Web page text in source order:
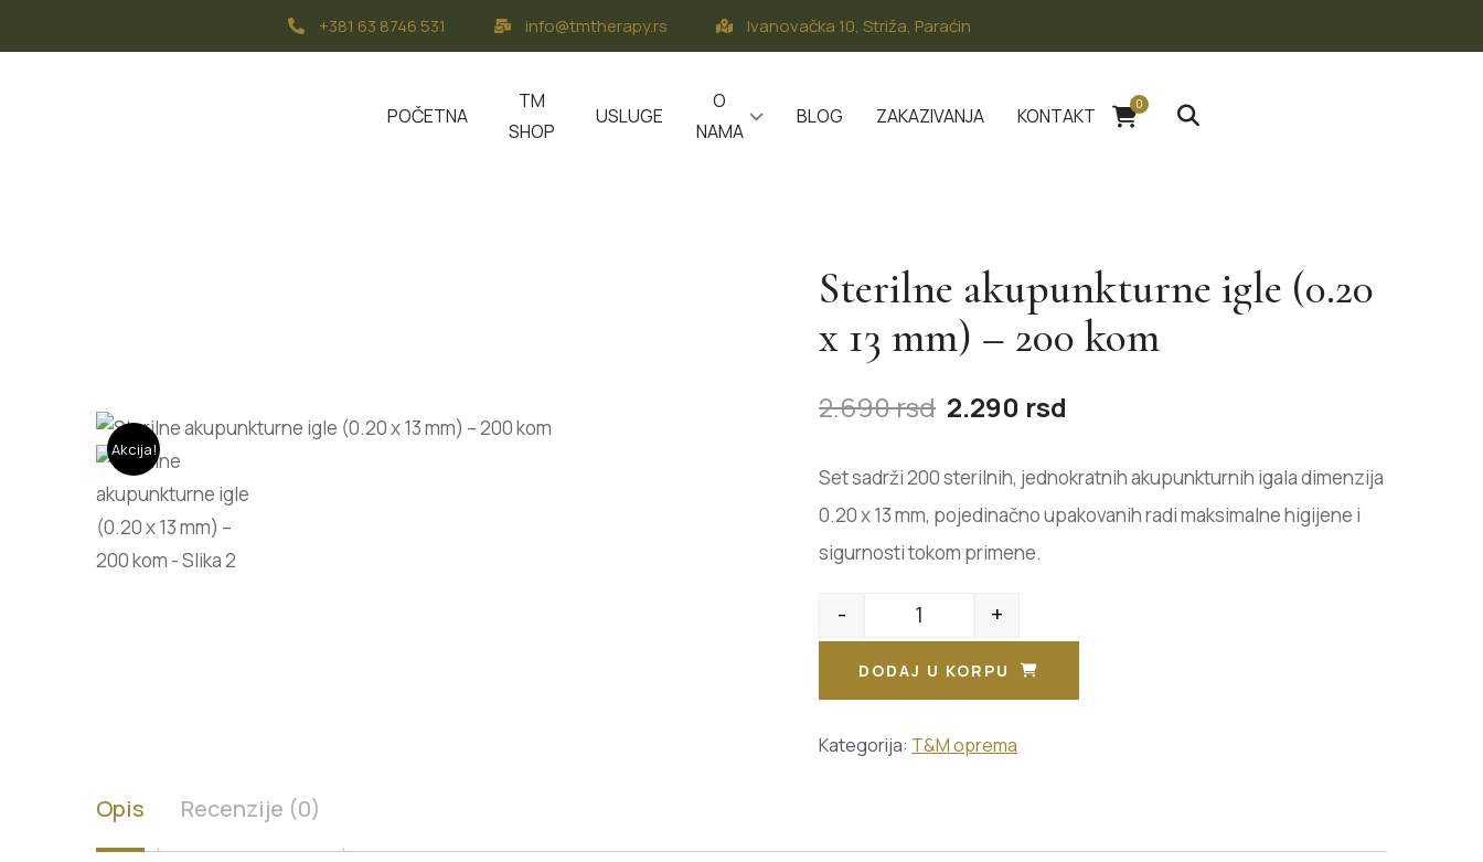
+381 63 8746 531 info@tmtherapy.rs Ivanovačka 10, Striža, Paraćin
POČETNA
TM
SHOP
USLUGE
O
NAMA
BLOG ZAKAZIVANJA KONTAKT
0
Akcija!
Sterilne akupunkturne igle (0.20
x 13 mm) – 200 kom
2.690rsd 2.290 rsd
Set sadrži 200 sterilnih, jednokratnih akupunkturnih igala dimenzija
0.20 x 13 mm, pojedinačno upakovanih radi maksimalne higijene i
sigurnosti tokom primene.
- +
DODAJ U KORPU
Kategorija: T&M oprema
Opis Recenzije (0)